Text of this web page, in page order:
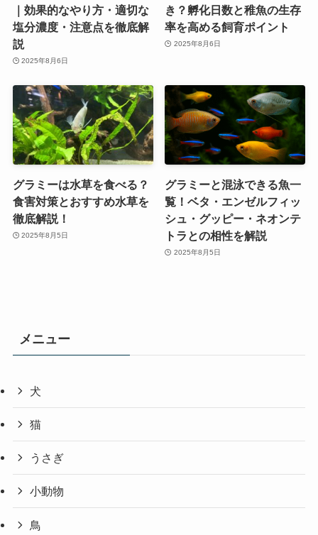
｜効果的なやり方・適切な
塩分濃度・注意点を徹底解
説
2025年8月6日
き？孵化日数と稚魚の生存
率を高める飼育ポイント
2025年8月6日
グラミーは水草を食べる？
食害対策とおすすめ水草を
徹底解説！
2025年8月5日
グラミーと混泳できる魚一
覧！ベタ・エンゼルフィッ
シュ・グッピー・ネオンテ
トラとの相性を解説
2025年8月5日
メニュー
犬
猫
うさぎ
小動物
鳥